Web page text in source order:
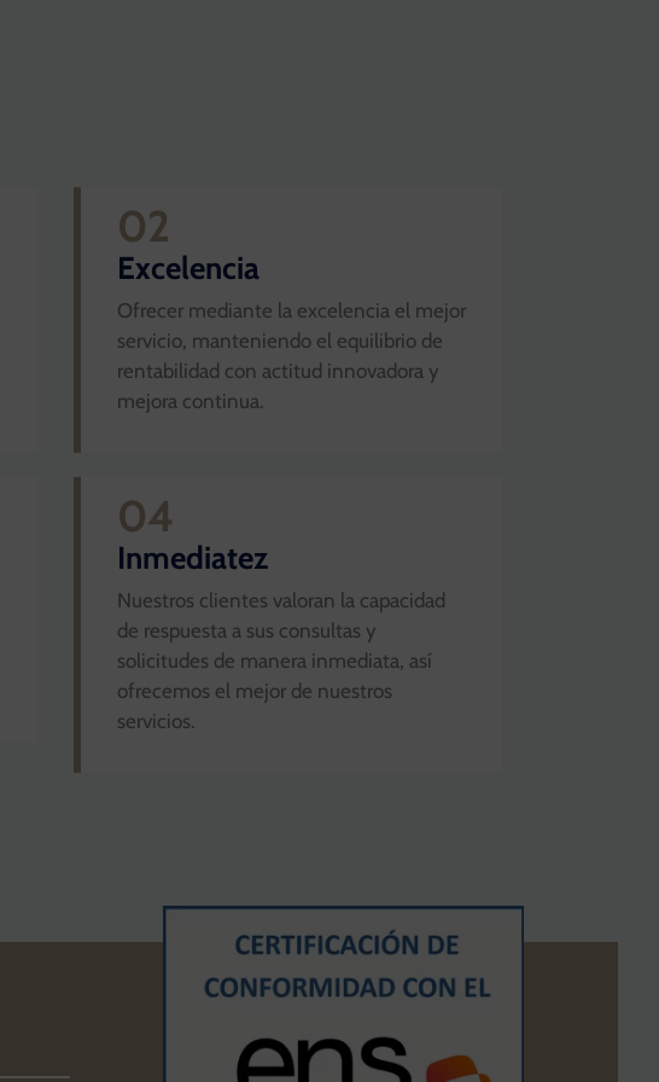
02
Excelencia
Ofrecer mediante la excelencia el mejor
servicio, manteniendo el equilibrio de
rentabilidad con actitud innovadora y
mejora continua.
04
Inmediatez
Nuestros clientes valoran la capacidad
de respuesta a sus consultas y
solicitudes de manera inmediata, así
ofrecemos el mejor de nuestros
servicios.